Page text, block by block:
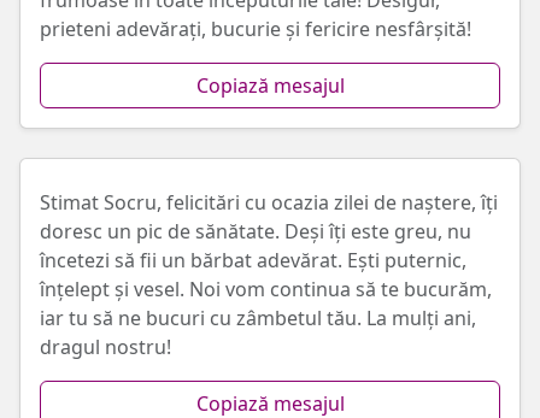
prieteni adevărați, bucurie și fericire nesfârșită!
Copiază mesajul
Stimat Socru, felicitări cu ocazia zilei de naștere, îți
doresc un pic de sănătate. Deși îți este greu, nu
încetezi să fii un bărbat adevărat. Ești puternic,
înțelept și vesel. Noi vom continua să te bucurăm,
iar tu să ne bucuri cu zâmbetul tău. La mulți ani,
dragul nostru!
Copiază mesajul